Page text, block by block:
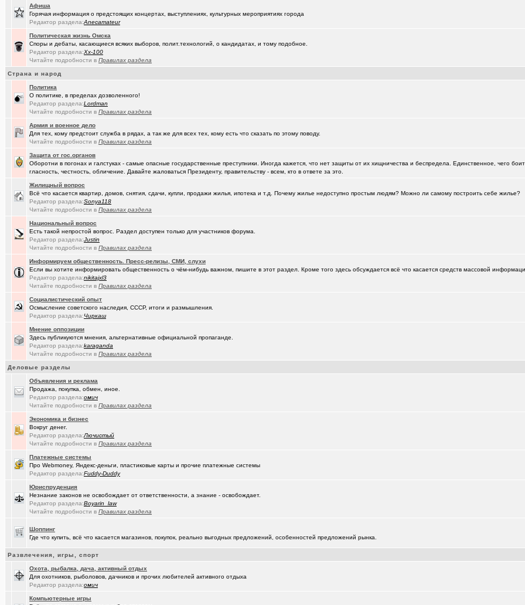
НЕ рекомендую из посл, просмотренного мной
Рекомендую из посл, просмотренного мной
Глубокий разряд тягового аккумулятора
_Автообъявления. Покупка / продажа авто.
группа кино
Музыкальный блог и 18+ (Амонлюза)
Социальная инженерия(Phandorin)
Перешеек у ручья(tramov)
СШ-5 (um5939) +4
Здоровье - это решение личных проблем(RomanSim..) +6
Осведомлённый источник сообщает... (Молодец.) +221
Кто что ест или пьёт прямо сейчас? (Люля) +24427
А помните в Омске... (Silverto..) +2741
В ближайший месяц возможно произойдет то что затронет каждог(рeдкий) +125
Ищу работу инженера конструктора/радиотехника (удаленно))
Омские фотографы(linuxmas..)
Всё о транспорте: автобусы, троллейбусы, трамваи, маршрутки(омич)
Импланты,импланты...(JUMPER) +18
Дубль(Амонлюза) +273
С Днём Победы!(Рябина) +141
Кровельные и фасадные работы в Омске и области
Интересное просто так
GPON (FTTx) от омского филиала «Ростелеком-Сибирь»
Что вы сейчас читаете?
Девушка на заметку: насколько эффективны аппараты фотоэпиляц(Kebbos)
И опять движуха вокруг Капитолия.(Pihlak)
Кто ставил тепловычислитель ВКТ-9?
Кто ставил тепловычислитель ВКТ-9?(Kebbos)
Тепловычислители ВКТ-9 от "Теплоком-Сервис Москва"
Конституция социалистической России (проект)
Предложения турфирм и подбор туров
Афиша
Горячая информация о предстоящих концертах, выступлениях, культурных мероприятиях города
Редактор раздела:Anecamateur
Политическая жизнь Омска
Споры и дебаты, касающиеся всяких выборов, полит.технологий, о кандидатах, и тому подобное.
Редактор раздела:Xx-100
Читайте подробности в Правилах раздела
Страна и народ
Политика
О политике, в пределах дозволенного!
Редактор раздела:Lоrdmаn
Читайте подробности в Правилах раздела
Армия и военное дело
Для тех, кому предстоит служба в рядах, а так же для всех тех, кому есть что сказать по этому поводу.
Читайте подробности в Правилах раздела
Защита от гос.органов
Оборотни в погонах и галстуках - самые опасные государственные преступники. Иногда кажется, что нет защиты от их хищничества и беспредела. Единственное, чего
гласность, честность, обличение. Давайте жаловаться Президенту, правительству - всем, кто в ответе за это.
Жилищный вопрос
Всё что касается квартир, домов, снятия, сдачи, купли, продажи жилья, ипотека и т.д. Почему жилье недоступно простым людям? Можно ли самому построить себе жилье?
Редактор раздела:Sonya118
Читайте подробности в Правилах раздела
Национальный вопрос
Есть такой непростой вопрос. Раздел доступен только для участников форума.
Редактор раздела:Justin
Читайте подробности в Правилах раздела
Информируем общественность. Пресс-релизы, СМИ, слухи
Если вы хотите информировать общественность о чём-нибудь важном, пишите в этот раздел. Кроме того здесь обсуждается всё что касается средств массовой
Редактор раздела:nikitajxl3
Читайте подробности в Правилах раздела
Социалистический опыт
Осмысление советского наследия, СССР, итоги и размышления.
Редактор раздела:Чиркаш
Мнение оппозиции
Здесь публикуются мнения, альтернативные официальной пропаганде.
Редактор раздела:karaganda
Читайте подробности в Правилах раздела
Деловые разделы
Объявления и реклама
Продажа, покупка, обмен, иное.
Редактор раздела:омич
Читайте подробности в Правилах раздела
Экономика и бизнес
Вокруг денег.
Редактор раздела:Лючистый
Читайте подробности в Правилах раздела
Платежные системы
Про Webmoney, Яндекс-деньги, пластиковые карты и прочие платежные системы
Редактор раздела:Fuddy-Duddy
Юриспруденция
Незнание законов не освобождает от ответственности, а знание - освобождает.
Редактор раздела:Boyarin_law
Читайте подробности в Правилах раздела
Шоппинг
Где что купить, всё что касается магазинов, покупок, реально выгодных предложений, особенностей предложений рынка.
Развлечения, игры, спорт
Охота, рыбалка, дача, активный отдых
Для охотников, рыболовов, дачников и прочих любителей активного отдыха
Редактор раздела:омич
Компьютерные игры